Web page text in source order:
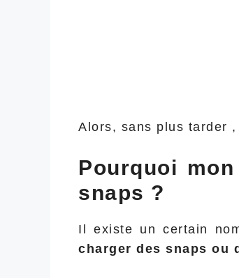
Alors, sans plus tarder
Pourquoi
snaps ?
Il existe un certain
charger des snaps ou